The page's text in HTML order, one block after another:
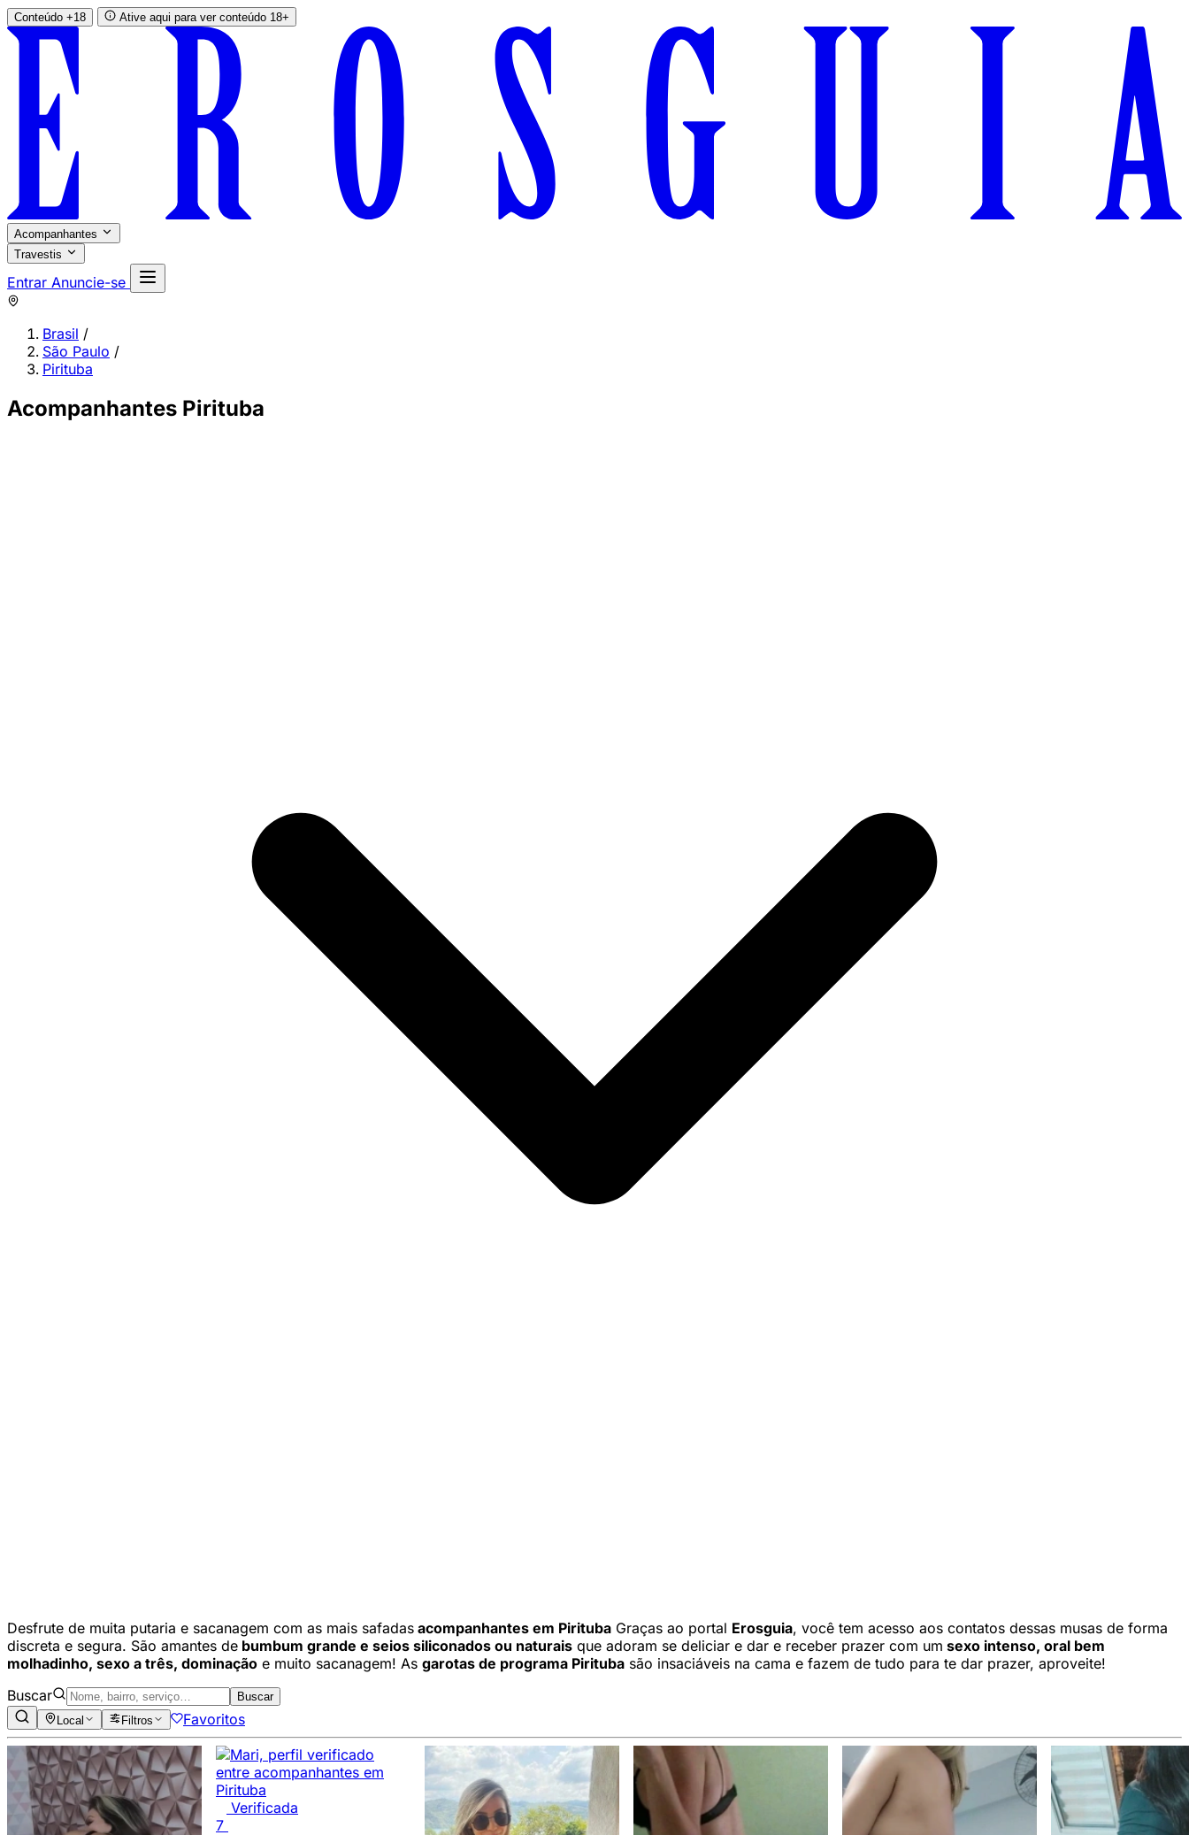
Conteúdo +18 Ative aqui para ver conteúdo 18+
Acompanhantes
Travestis
Entrar Anuncie-se
Brasil /
São Paulo /
Pirituba
Acompanhantes Pirituba
Desfrute de muita putaria e sacanagem com as mais safadas acompanhantes em Pirituba Graças ao portal Erosguia, você tem acesso aos contatos dessas musas de forma
discreta e segura. São amantes de bumbum grande e seios siliconados ou naturais que adoram se deliciar e dar e receber prazer com um sexo intenso, oral bem
molhadinho, sexo a três, dominação e muito sacanagem! As garotas de programa Pirituba são insaciáveis na cama e fazem de tudo para te dar prazer, aproveite!
Buscar
Buscar
Local
Filtros Favoritos
Verificada
7